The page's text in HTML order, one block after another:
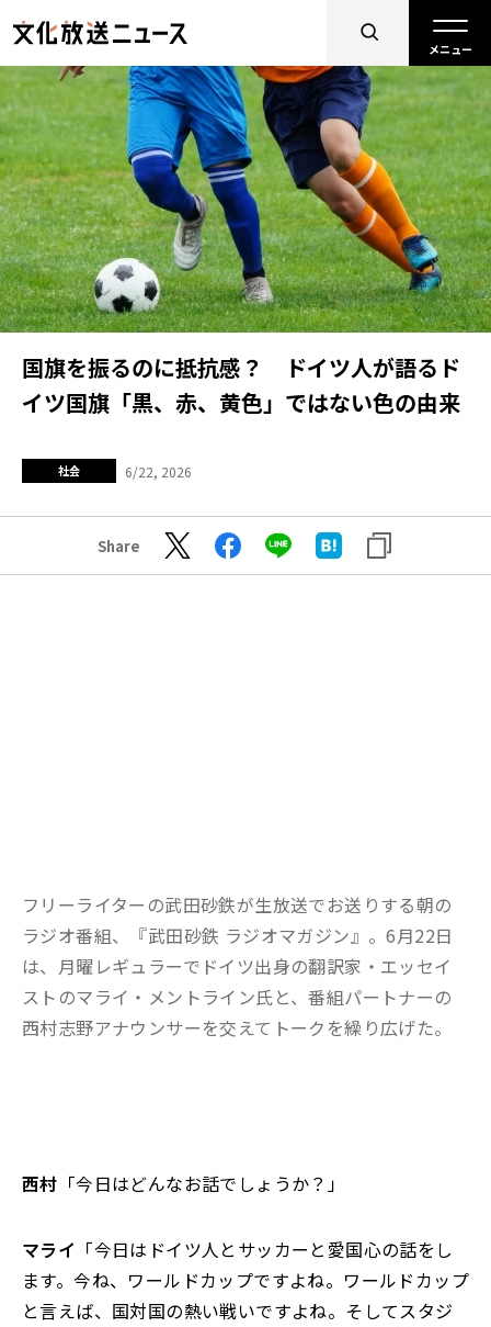
国旗を振るのに抵抗感？ ドイツ人が語るド
イツ国旗「黒、赤、黄色」ではない色の由来
社会 6/22, 2026
Share
フリーライターの武田砂鉄が生放送でお送りする朝の
ラジオ番組、『武田砂鉄 ラジオマガジン』。6月22日
は、月曜レギュラーでドイツ出身の翻訳家・エッセイ
ストのマライ・メントライン氏と、番組パートナーの
西村志野アナウンサーを交えてトークを繰り広げた。
西村 「今日はどんなお話でしょうか？」
マライ 「今日はドイツ人とサッカーと愛国心の話をし
ます。今ね、ワールドカップですよね。ワールドカップ
と言えば、国対国の熱い戦いですよね。そしてスタジ